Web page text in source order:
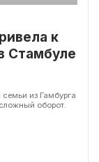
к
Стамбуле
из Гамбурга
оборот.